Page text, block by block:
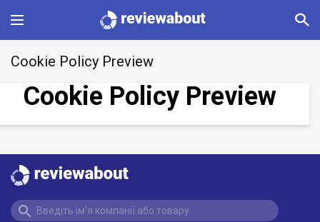
Main
Categories
Profile
Change language
Sign In
Cookie Policy Preview
Cookie Policy Preview